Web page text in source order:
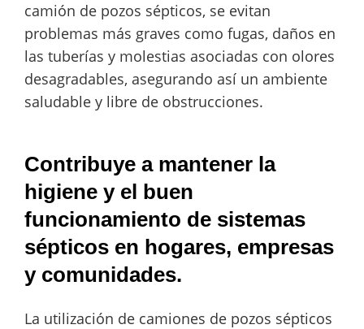
camión de pozos sépticos, se evitan
problemas más graves como fugas, daños en
las tuberías y molestias asociadas con olores
desagradables, asegurando así un ambiente
saludable y libre de obstrucciones.
Contribuye a mantener la
higiene y el buen
funcionamiento de sistemas
sépticos en hogares, empresas
y comunidades.
La utilización de camiones de pozos sépticos